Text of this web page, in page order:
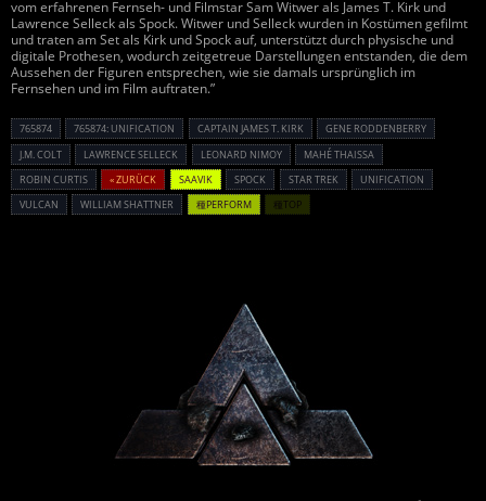
vom erfahrenen Fernseh- und Filmstar Sam Witwer als James T. Kirk und
Lawrence Selleck als Spock. Witwer und Selleck wurden in Kostümen gefilmt
und traten am Set als Kirk und Spock auf, unterstützt durch physische und
digitale Prothesen, wodurch zeitgetreue Darstellungen entstanden, die dem
Aussehen der Figuren entsprechen, wie sie damals ursprünglich im
Fernsehen und im Film auftraten.”
765874 765874: UNIFICATION CAPTAIN JAMES T. KIRK
GENE RODDENBERRY
J.M. COLT
LAWRENCE SELLECK LEONARD NIMOY
MAHÉ THAISSA
ROBIN CURTIS
« ZURÜCK SAAVIK SPOCK STAR TREK
UNIFICATION
VULCAN
WILLIAM SHATTNER 種PERFORM 種TOP
Powered By :